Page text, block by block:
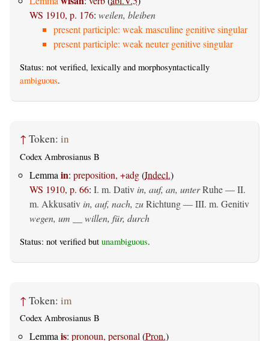
WS 1910, p. 176: weilen, bleiben
present participle: weak masculine genitive singular
present participle: weak neuter genitive singular
Status: not verified, lexically and morphosyntactically
ambiguous.
↑ Token: in
Codex Ambrosianus B
Lemma in: preposition, +adg(Indecl.)
WS 1910, p. 66: I. m. Dativ in, auf, an, unterRuhe — II.
m. Akkusativ in, auf, nach, zuRichtung — III. m. Genitiv
wegen, um __ willen, für, durch
Status: not verified but unambiguous.
↑ Token: im
Codex Ambrosianus B
Lemmais: pronoun, personal(Pron.)